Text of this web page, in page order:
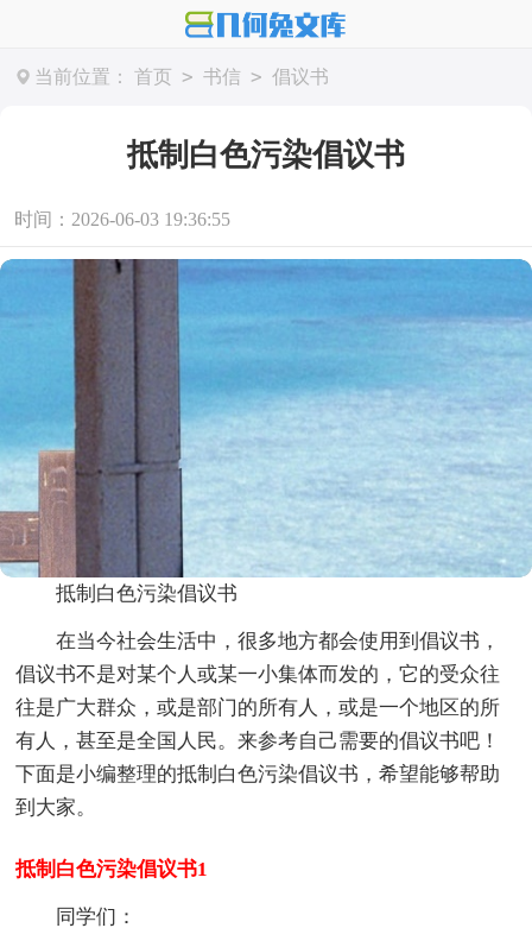
当前位置： 首页 > 书信 > 倡议书
抵制白色污染倡议书
时间：2026-06-03 19:36:55
抵制白色污染倡议书
在当今社会生活中，很多地方都会使用到倡议书，
倡议书不是对某个人或某一小集体而发的，它的受众往
往是广大群众，或是部门的所有人，或是一个地区的所
有人，甚至是全国人民。来参考自己需要的倡议书吧！
下面是小编整理的抵制白色污染倡议书，希望能够帮助
到大家。
抵制白色污染倡议书1
同学们：